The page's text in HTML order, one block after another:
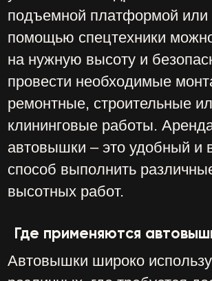
выборе автовышки для аренды нужно
учитывать ряд параметров:
Тип стрелы – существуют коленчатые,
телескопические и смешанного типа
спецмашины.
Грузоподъемность – максимальный
вес, который может поднять
спецтехника. Он зависит от размера и
конструкции люльки, количества
людей и инструментов, которые будут
находиться на ней.
Рабочая высота – расстояние от
земли до самой высокой точки люльки
в поднятом состоянии. Параметр
определяет область доступа для